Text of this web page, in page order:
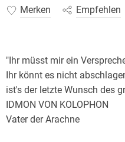
Merken Empfehlen
"Ihr müsst mir ein
Ihr könnt es nicht
ist's der letzte Wunsch des
IDMON VON KOLOPHON
Vater der Arachne